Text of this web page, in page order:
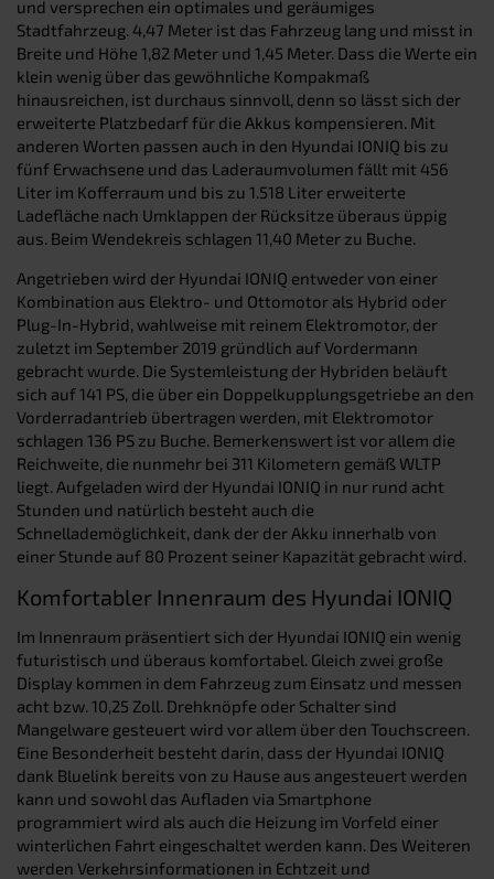
und versprechen ein optimales und geräumiges
Stadtfahrzeug. 4,47 Meter ist das Fahrzeug lang und misst in
Breite und Höhe 1,82 Meter und 1,45 Meter. Dass die Werte ein
klein wenig über das gewöhnliche Kompakmaß
hinausreichen, ist durchaus sinnvoll, denn so lässt sich der
erweiterte Platzbedarf für die Akkus kompensieren. Mit
anderen Worten passen auch in den Hyundai IONIQ bis zu
fünf Erwachsene und das Laderaumvolumen fällt mit 456
Liter im Kofferraum und bis zu 1.518 Liter erweiterte
Ladefläche nach Umklappen der Rücksitze überaus üppig
aus. Beim Wendekreis schlagen 11,40 Meter zu Buche.
Angetrieben wird der Hyundai IONIQ entweder von einer
Kombination aus Elektro- und Ottomotor als Hybrid oder
Plug-In-Hybrid, wahlweise mit reinem Elektromotor, der
zuletzt im September 2019 gründlich auf Vordermann
gebracht wurde. Die Systemleistung der Hybriden beläuft
sich auf 141 PS, die über ein Doppelkupplungsgetriebe an den
Vorderradantrieb übertragen werden, mit Elektromotor
schlagen 136 PS zu Buche. Bemerkenswert ist vor allem die
Reichweite, die nunmehr bei 311 Kilometern gemäß WLTP
liegt. Aufgeladen wird der Hyundai IONIQ in nur rund acht
Stunden und natürlich besteht auch die
Schnellademöglichkeit, dank der der Akku innerhalb von
einer Stunde auf 80 Prozent seiner Kapazität gebracht wird.
Komfortabler Innenraum des Hyundai IONIQ
Im Innenraum präsentiert sich der Hyundai IONIQ ein wenig
futuristisch und überaus komfortabel. Gleich zwei große
Display kommen in dem Fahrzeug zum Einsatz und messen
acht bzw. 10,25 Zoll. Drehknöpfe oder Schalter sind
Mangelware gesteuert wird vor allem über den Touchscreen.
Eine Besonderheit besteht darin, dass der Hyundai IONIQ
dank Bluelink bereits von zu Hause aus angesteuert werden
kann und sowohl das Aufladen via Smartphone
programmiert wird als auch die Heizung im Vorfeld einer
winterlichen Fahrt eingeschaltet werden kann. Des Weiteren
werden Verkehrsinformationen in Echtzeit und